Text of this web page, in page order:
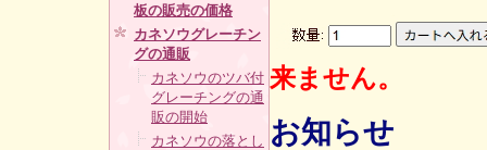
板の販売の価格
カネソウグレーチン
グの通販
カネソウのツバ付
グレーチングの通
販の開始
カネソウの落とし
来ません。
お知らせ